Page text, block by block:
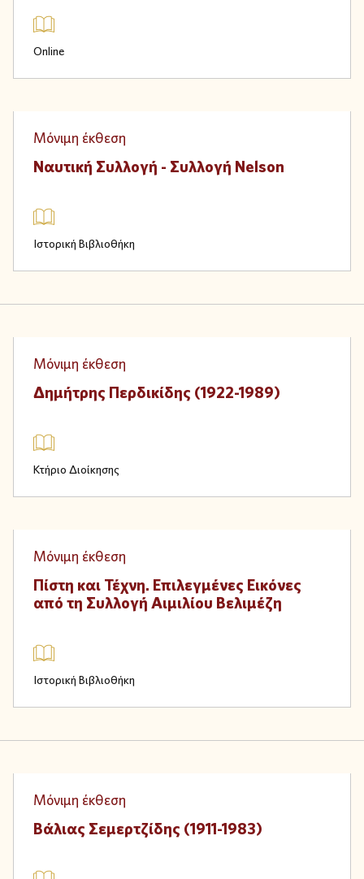
Online
Physical
Μόνιμη έκθεση
Ναυτική Συλλογή - Συλλογή Nelson
Ιστορική Βιβλιοθήκη
Physical
Μόνιμη έκθεση
Δημήτρης Περδικίδης (1922-1989)
Κτήριο Διοίκησης
Physical
Μόνιμη έκθεση
Πίστη και Τέχνη. Επιλεγμένες Εικόνες
από τη Συλλογή Αιμιλίου Βελιμέζη
Ιστορική Βιβλιοθήκη
Physical
Μόνιμη έκθεση
Βάλιας Σεμερτζίδης (1911-1983)